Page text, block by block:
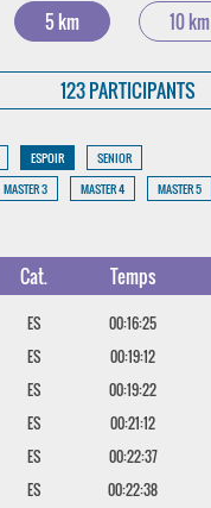
5 km 10 km
123 PARTICIPANTS
ESPOIR
SENIOR
MASTER 3 MASTER 4 MASTER 5
Cat. Temps
ES 00:16:25
ES 00:19:12
ES 00:19:22
ES
00:21:12
ES
00:22:37
ES
00:22:38